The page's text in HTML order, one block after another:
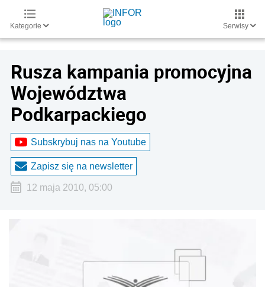
Kategorie Serwisy
Rusza kampania promocyjna
Województwa
Podkarpackiego
Subskrybuj nas na Youtube
Zapisz się na newsletter
12 maja 2010, 05:00